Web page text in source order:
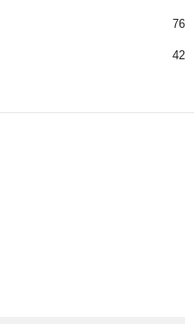
76
42